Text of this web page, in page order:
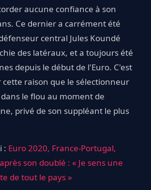
aucune confiance à son
Ce dernier a carrément été
central Jules Koundé
des latéraux, et a toujours été
depuis le début de l'Euro. C'est
cette raison que le sélectionneur
le flou au moment de
privé de son suppléant le plus
: Euro 2020, France-Portugal,
son doublé : « Je sens une
de tout le pays »